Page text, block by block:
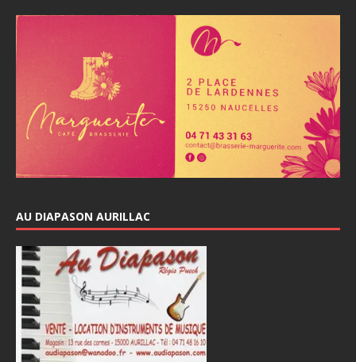
AU DIAPASON AURILLAC